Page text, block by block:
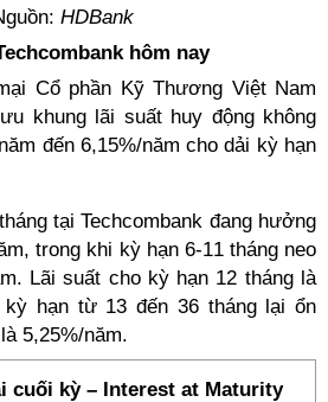
HDBank
hôm nay
Cổ phần Kỹ Thương Việt Nam
khung lãi suất huy động không
đến 6,15%/năm cho dải kỳ hạn
tại Techcombank đang hưởng
trong khi kỳ hạn 6-11 tháng neo
Lãi suất cho kỳ hạn 12 tháng là
kỳ hạn từ 13 đến 36 tháng lại ổn
5,25%/năm.
cuối kỳ – Interest at Maturity